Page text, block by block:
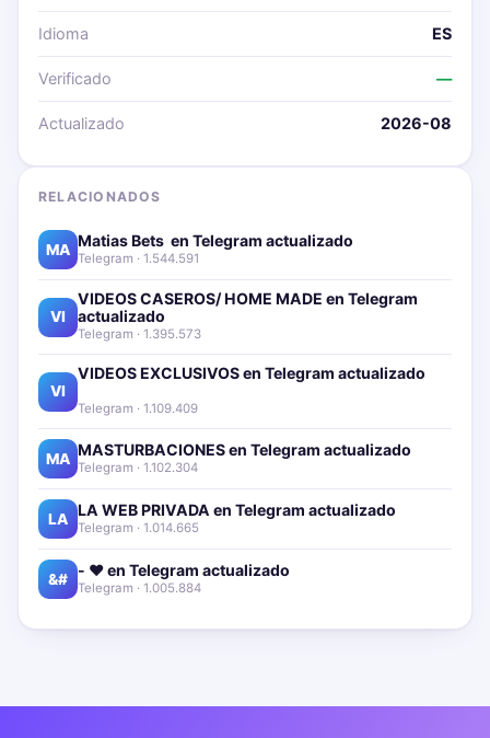
Idioma ES
Verificado —
Actualizado 2026-08
RELACIONADOS
MA Matias Bets ‍ en Telegram actualizado📱🔥
Telegram · 1.544.591
VI
VIDEOS CASEROS/ HOME MADE en Telegram
actualizado📱🔥
Telegram · 1.395.573
VI
VIDEOS EXCLUSIVOS en Telegram actualizado📱
Telegram · 1.109.409
MA MASTURBACIONES en Telegram actualizado📱🔥
Telegram · 1.102.304
LA LA WEB PRIVADA en Telegram actualizado📱🔥
Telegram · 1.014.665
&# - ❤️ en Telegram actualizado📱🔥
Telegram · 1.005.884